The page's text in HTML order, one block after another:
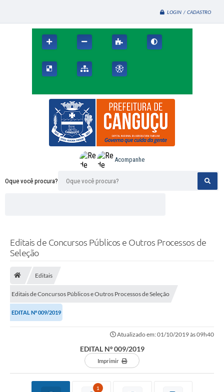
LOGIN / CADASTRO
Oque você procura?
Acompanhe
Editais de Concursos Públicos e Outros Processos de
Seleção
Editais
Editais de Concursos Públicos e Outros Processos de Seleção
EDITAL Nº 009/2019
Atualizado em: 01/10/2019 às 09h40
EDITAL Nº 009/2019
Imprimir
1